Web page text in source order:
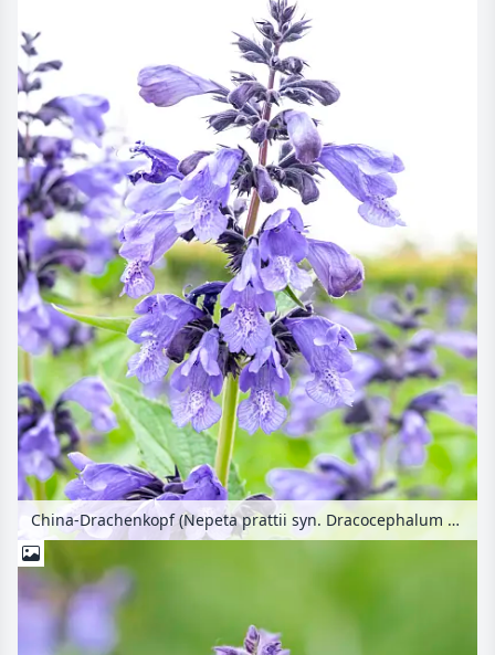
China-Drachenkopf (Nepeta prattii syn. Dracocephalum prattii)